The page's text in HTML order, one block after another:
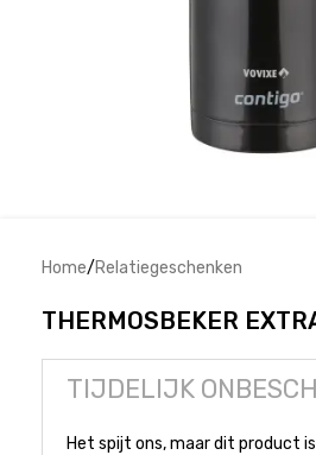
Home/Relatiegeschenken
THERMOSBEKER
TIJDELIJK
Het spijt ons, maar dit product